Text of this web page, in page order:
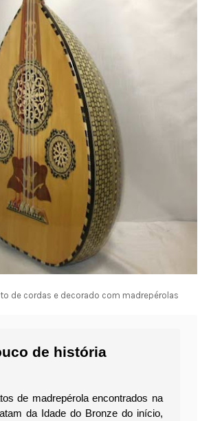
de cordas e decorado com madrepérolas
de história
de madrepérola encontrados na
da Idade do Bronze do início,